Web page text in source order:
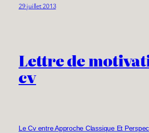
29 juillet 2013
Lettre de
cv
Le Cv entre Approche Classique Et